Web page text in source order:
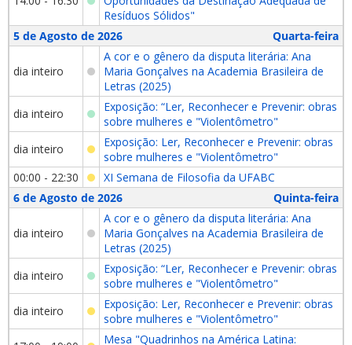
Resíduos Sólidos"
5 de Agosto de 2026
Quarta-feira
dia inteiro
A cor e o gênero da disputa literária: Ana
Maria Gonçalves na Academia Brasileira de
Letras (2025)
dia inteiro
Exposição: “Ler, Reconhecer e Prevenir: obras
sobre mulheres e "Violentômetro"
dia inteiro
Exposição: Ler, Reconhecer e Prevenir: obras
sobre mulheres e "Violentômetro"
00:00 - 22:30
XI Semana de Filosofia da UFABC
6 de Agosto de 2026
Quinta-feira
dia inteiro
A cor e o gênero da disputa literária: Ana
Maria Gonçalves na Academia Brasileira de
Letras (2025)
dia inteiro
Exposição: “Ler, Reconhecer e Prevenir: obras
sobre mulheres e "Violentômetro"
dia inteiro
Exposição: Ler, Reconhecer e Prevenir: obras
sobre mulheres e "Violentômetro"
Mesa "Quadrinhos na América Latina: